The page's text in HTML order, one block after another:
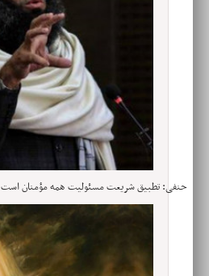
حنفی: تطبیق شریعت مسئولیت همه مؤمنان است